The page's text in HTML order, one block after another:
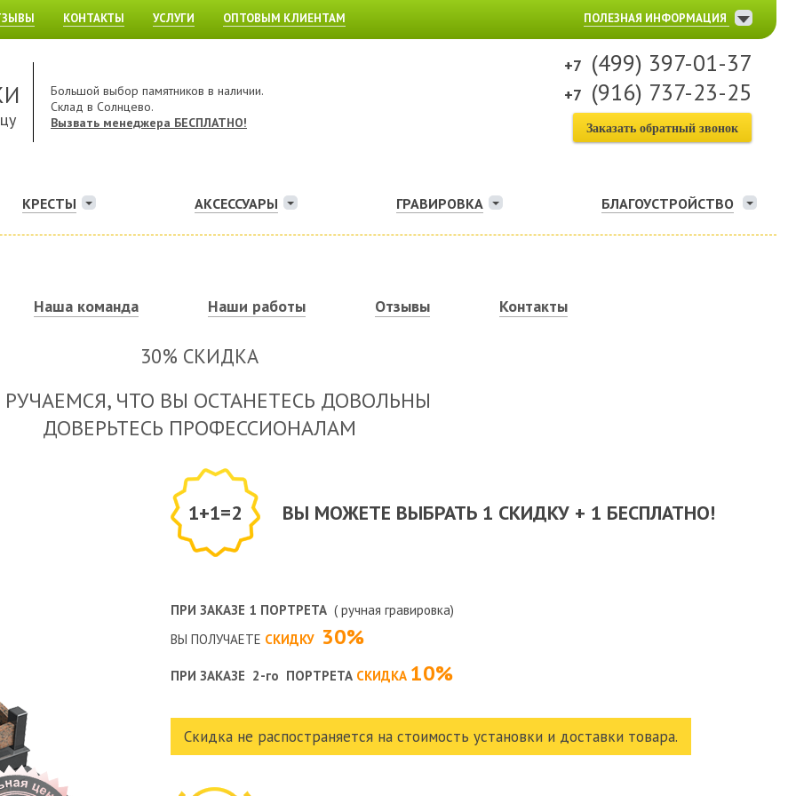
КОНТАКТЫ УСЛУГИ ОПТОВЫМ КЛИЕНТАМ ПОЛЕЗНАЯ ИНФОРМАЦИЯ
Большой выбор памятников в наличии.
Склад в Солнцево.
Вызвать менеджера БЕСПЛАТНО!
(499) 397-01-37
(916) 737-23-25
Заказать обратный звонок
КРЕСТЫ АКСЕССУАРЫ ГРАВИРОВКА БЛАГОУСТРОЙСТВО
Наша команда Наши работы Отзывы Контакты
30% СКИДКА
ЧТО ВЫ ОСТАНЕТЕСЬ ДОВОЛЬНЫ
ДОВЕРЬТЕСЬ ПРОФЕССИОНАЛАМ
1+1=2 ВЫ МОЖЕТЕ ВЫБРАТЬ 1 СКИДКУ + 1 БЕСПЛАТНО!
ПРИ ЗАКАЗЕ 1 ПОРТРЕТА ( ручная гравировка)
ВЫ ПОЛУЧАЕТЕ СКИДКУ 30%
ПРИ ЗАКАЗЕ 2-го ПОРТРЕТА СКИДКА 10%
Скидка не распостраняется на стоимость установки и доставки товара.